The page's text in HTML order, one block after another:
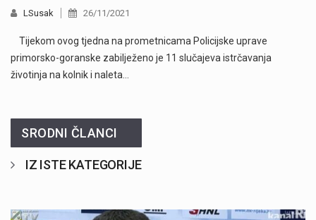
LSusak 26/11/2021
Tijekom ovog tjedna na prometnicama Policijske uprave
primorsko-goranske zabilježeno je 11 slučajeva istrčavanja
životinja na kolnik i naleta…
SRODNI ČLANCI
IZ ISTE KATEGORIJE